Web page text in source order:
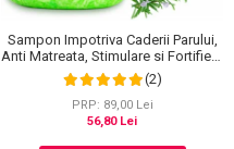
Sampon Impotriva Caderii Parului,
Anti Matreata, Stimulare si Fortifiere
cu Rozmarin Organic, 100% Natural,
Aliver 60 g
(2)
PRP: 89,00 Lei
56,80 Lei